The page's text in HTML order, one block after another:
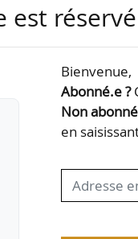
sur 10 ans,
qui
est
Bienvenue,
Abonné.e ?
Non
en